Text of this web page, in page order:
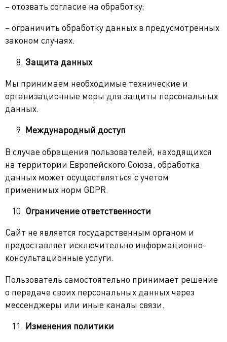
– отозвать согласие на обработку;
– ограничить обработку данных в предусмотренных
законом случаях.
Защита данных
Мы принимаем необходимые технические и
организационные меры для защиты персональных
данных.
Международный доступ
В случае обращения пользователей, находящихся
на территории Европейского Союза, обработка
данных может осуществляться с учетом
применимых норм GDPR.
Ограничение ответственности
Сайт не является государственным органом и
предоставляет исключительно информационно-
консультационные услуги.
Пользователь самостоятельно принимает решение
о передаче своих персональных данных через
мессенджеры или иные каналы связи.
Изменения политики